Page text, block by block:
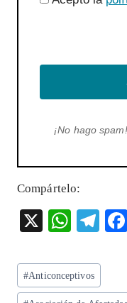
¡No hago
Compártelo:
X
W
ts
A
T
eg
ra
Etiquetas
de
#Anticonceptivos